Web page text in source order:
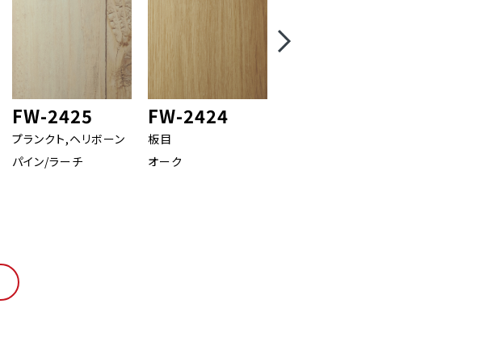
FW-2425
プランクト,ヘリボーン
パイン/ラーチ
FW-2424
板目
オーク